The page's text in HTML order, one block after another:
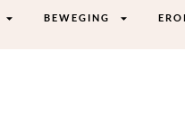
BEWEGING